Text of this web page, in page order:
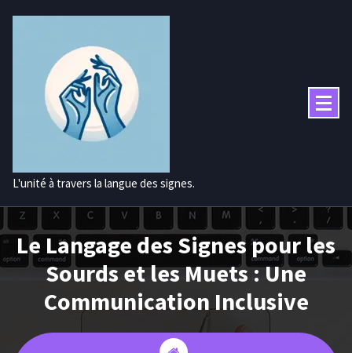
L'unité à travers la langue des signes.
Le Langage des Signes pour les
Sourds et les Muets : Une
Communication Inclusive